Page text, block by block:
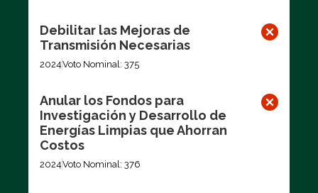
Debilitar las Mejoras de
Transmisión Necesarias
2024Voto Nominal: 375
Anular los Fondos para
Investigación y Desarrollo de
Energías Limpias que Ahorran
Costos
2024Voto Nominal: 376